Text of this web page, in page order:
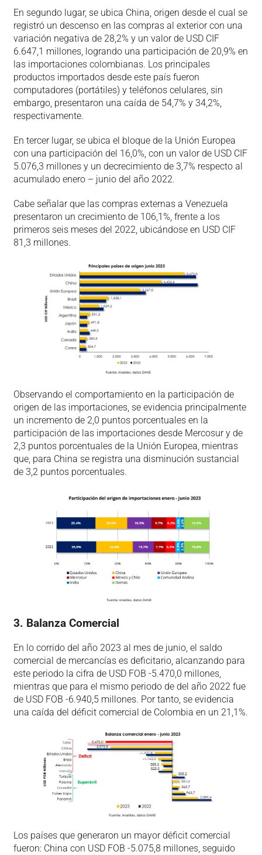
En segundo lugar, se ubica China, origen desde el cual se
registró un descenso en las compras al exterior con una
variación negativa de 28,2% y un valor de USD CIF
6.647,1 millones, logrando una participación de 20,9% en
las importaciones colombianas. Los principales
productos importados desde este país fueron
computadores (portátiles) y teléfonos celulares, sin
embargo, presentaron una caída de 54,7% y 34,2%,
respectivamente.
En tercer lugar, se ubica el bloque de la Unión Europea
con una participación del 16,0%, con un valor de USD CIF
5.076,3 millones y un decrecimiento de 3,7% respecto al
acumulado enero – junio del año 2022.
Cabe señalar que las compras externas a Venezuela
presentaron un crecimiento de 106,1%, frente a los
primeros seis meses del 2022, ubicándose en USD CIF
81,3 millones.
Observando el comportamiento en la participación de
origen de las importaciones, se evidencia principalmente
un incremento de 2,0 puntos porcentuales en la
participación de las importaciones desde Mercosur y de
2,3 puntos porcentuales de la Unión Europea, mientras
que, para China se registra una disminución sustancial
de 3,2 puntos porcentuales.
3. Balanza Comercial
En lo corrido del año 2023 al mes de junio, el saldo
comercial de mercancías es deficitario, alcanzando para
este periodo la cifra de USD FOB -5.470,0 millones,
mientras que para el mismo periodo de del año 2022 fue
de USD FOB -6.940,5 millones. Por tanto, se evidencia
una caída del déficit comercial de Colombia en un 21,1%.
Los países que generaron un mayor déficit comercial
fueron: China con USD FOB -5.075,8 millones, seguido